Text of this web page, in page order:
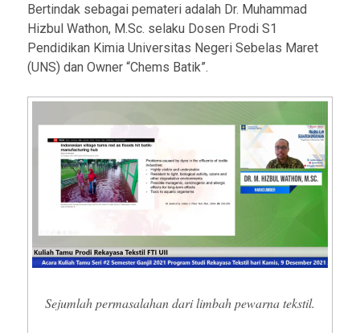
Bertindak sebagai pemateri adalah Dr. Muhammad
Hizbul Wathon, M.Sc. selaku Dosen Prodi S1
Pendidikan Kimia Universitas Negeri Sebelas Maret
(UNS) dan Owner “Chems Batik”.
Sejumlah permasalahan dari limbah pewarna tekstil.